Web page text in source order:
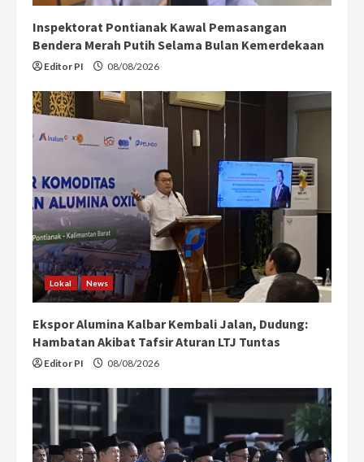
Inspektorat Pontianak Kawal Pemasangan
Bendera Merah Putih Selama Bulan Kemerdekaan
Editor PI 08/08/2026
Lokal News
Ekspor Alumina Kalbar Kembali Jalan, Dudung:
Hambatan Akibat Tafsir Aturan LTJ Tuntas
Editor PI 08/08/2026